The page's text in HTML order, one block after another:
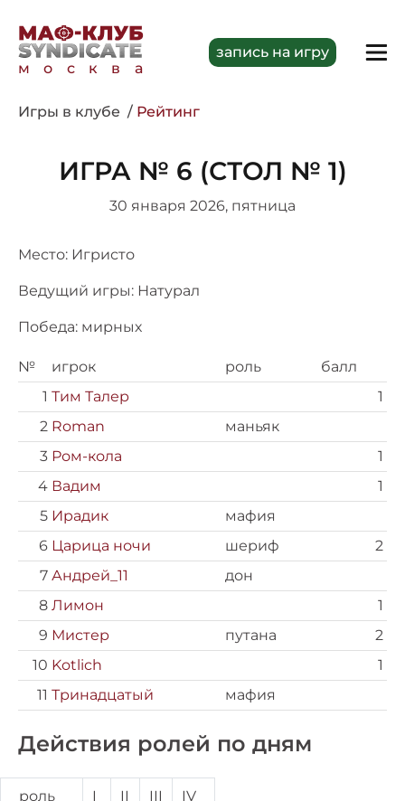
москва
запись на игру
Игры в клубе Рейтинг
ИГРА № 6 (СТОЛ № 1)
30 января 2026, пятница
Место: Игристо
Ведущий игры: Натурал
Победа: мирных
№ игрок роль
балл
1 Тим Талер
1
2 Roman
маньяк
3 Ром-кола
1
4 Вадим
1
5 Ирадик
мафия
6 Царица ночи шериф
2
7 Андрей_11
дон
8 Лимон
1
9 Мистер путана
2
10 Kotlich
1
11 Тринадцатый мафия
Действия ролей по дням
роль I II III IV